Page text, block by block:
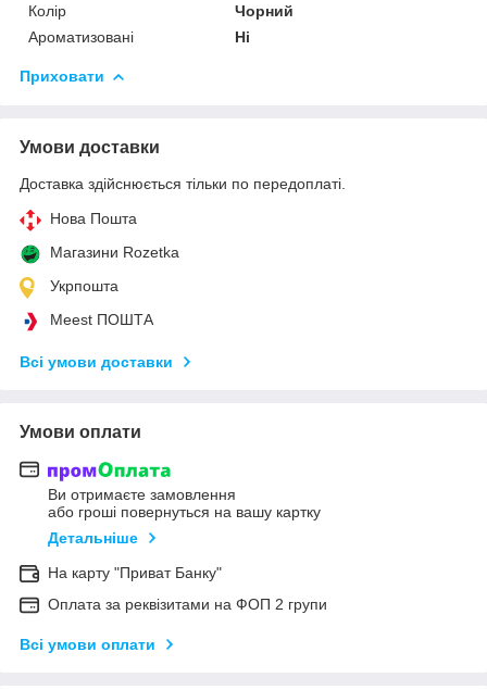
Колір
Чорний
Ароматизовані
Ні
Приховати
Умови доставки
Доставка здійснюється тільки по передоплаті.
Нова Пошта
Магазини Rozetka
Укрпошта
Meest ПОШТА
Всі умови доставки
Умови оплати
Ви отримаєте замовлення
або гроші повернуться на вашу картку
Детальніше
На карту "Приват Банку"
Оплата за реквізитами на ФОП 2 групи
Всі умови оплати